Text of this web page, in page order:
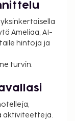
Ameliaa, AI-
hintoja ja
turvin.
aktiviteetteja.